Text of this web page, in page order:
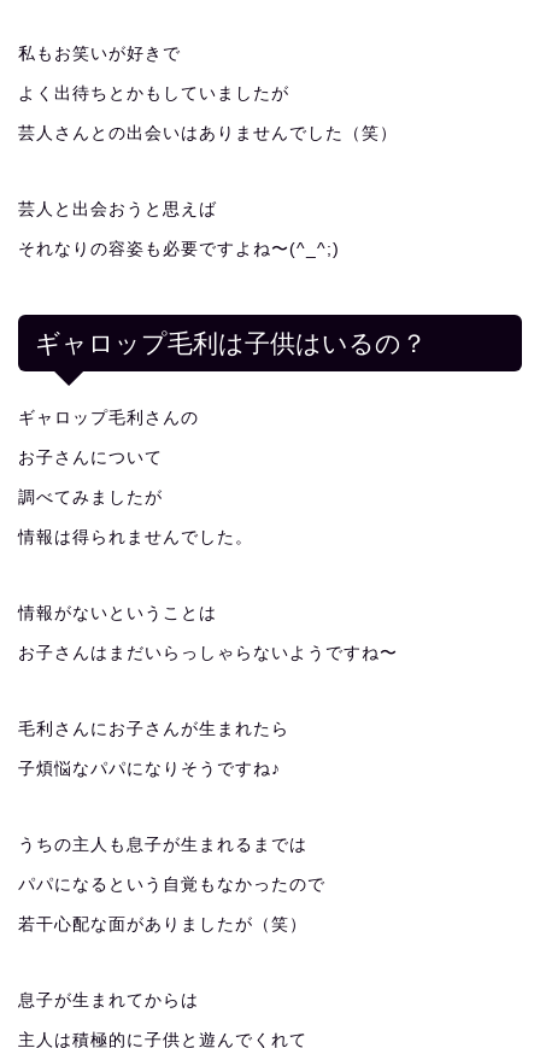
私もお笑いが好きで
よく出待ちとかもしていましたが
芸人さんとの出会いはありませんでした（笑）
芸人と出会おうと思えば
それなりの容姿も必要ですよね〜(^_^;)
ギャロップ毛利は子供はいるの？
ギャロップ毛利さんの
お子さんについて
調べてみましたが
情報は得られませんでした。
情報がないということは
お子さんはまだいらっしゃらないようですね〜
毛利さんにお子さんが生まれたら
子煩悩なパパになりそうですね♪
うちの主人も息子が生まれるまでは
パパになるという自覚もなかったので
若干心配な面がありましたが（笑）
息子が生まれてからは
主人は積極的に子供と遊んでくれて